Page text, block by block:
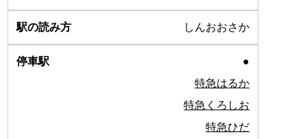
しんおおさか
●
特急はるか
特急くろしお
特急ひだ